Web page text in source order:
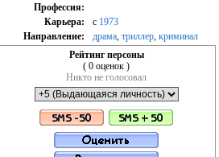
Профессия:
Карьера:
c 1973
Направление:
драма триллер криминал
Рейтинг персоны
( 0 оценок )
Никто не голосовал